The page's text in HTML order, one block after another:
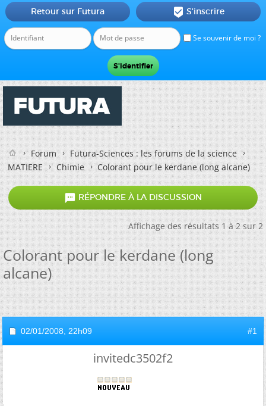
Se souvenir de moi ?
Retour sur Futura  S'inscrire
Forum
Futura-Sciences : les forums de la science
MATIERE
Chimie Colorant pour le kerdane (long alcane)
 RÉPONDRE À LA DISCUSSION
Affichage des résultats 1 à 2 sur 2
Colorant pour le kerdane (long
alcane)
02/01/2008, 22h09 #1
invitedc3502f2